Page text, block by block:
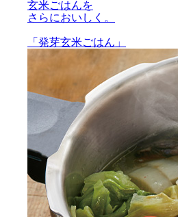
玄米ごはんを
さらにおいしく。
「発芽玄米ごはん」